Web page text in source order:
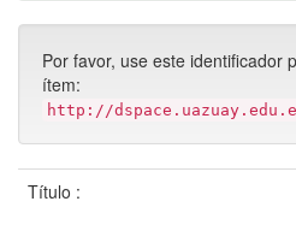
Por favor, use este identificador
ítem:
http://
Título :